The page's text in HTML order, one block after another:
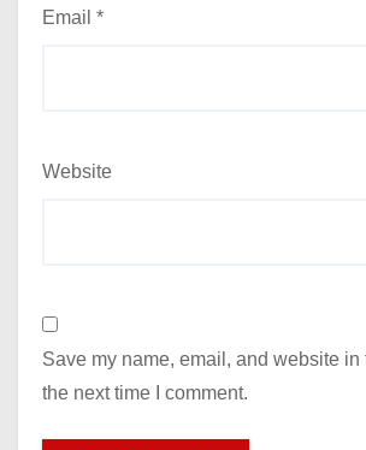
Email *
Website
Save my name, email, and website in
the next time I comment.